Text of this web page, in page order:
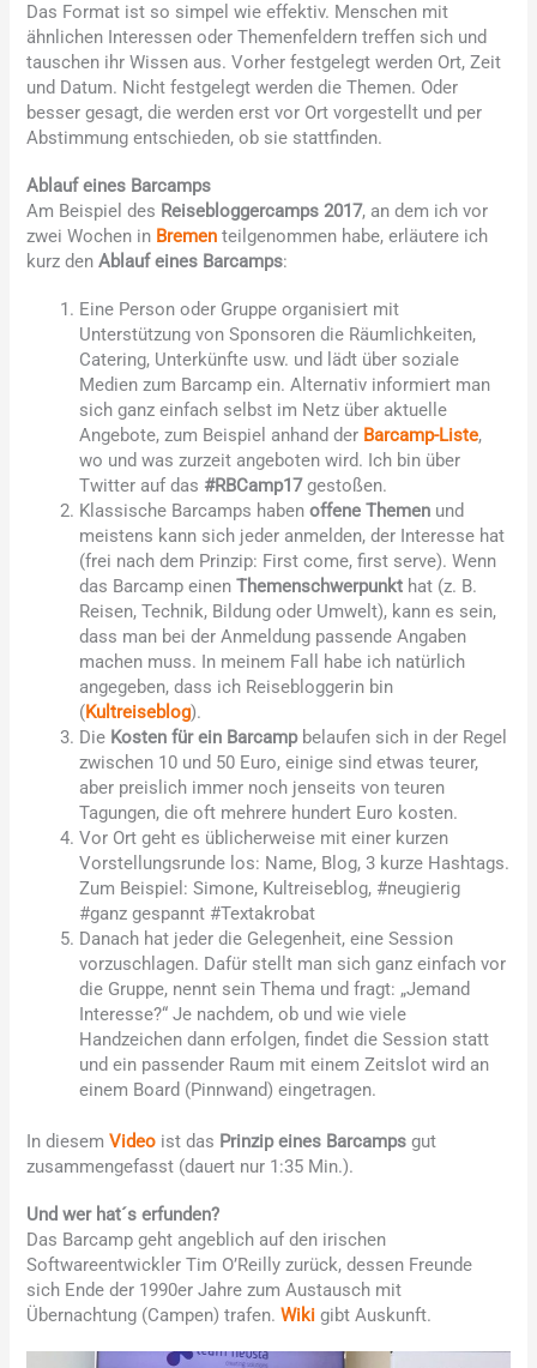
Das Format ist so simpel wie effektiv. Menschen mit
ähnlichen Interessen oder Themenfeldern treffen sich und
tauschen ihr Wissen aus. Vorher festgelegt werden Ort, Zeit
und Datum. Nicht festgelegt werden die Themen. Oder
besser gesagt, die werden erst vor Ort vorgestellt und per
Abstimmung entschieden, ob sie stattfinden.
Ablauf eines Barcamps
Am Beispiel des Reisebloggercamps 2017, an dem ich vor
zwei Wochen in Bremen teilgenommen habe, erläutere ich
kurz denAblauf eines Barcamps:
Eine Person oder Gruppe organisiert mit
Unterstützung von Sponsoren die Räumlichkeiten,
Catering, Unterkünfte usw. und lädt über soziale
Medien zum Barcamp ein. Alternativ informiert man
sich ganz einfach selbst im Netz über aktuelle
Angebote, zum Beispiel anhand der Barcamp-Liste,
wo und was zurzeit angeboten wird. Ich bin über
Twitter auf das #RBCamp17gestoßen.
Klassische Barcamps habenoffene Themen und
meistens kann sich jeder anmelden, der Interesse hat
(frei nach dem Prinzip: First come, first serve). Wenn
das Barcamp einenThemenschwerpunkt hat (z. B.
Reisen, Technik, Bildung oder Umwelt), kann es sein,
dass man bei der Anmeldung passende Angaben
machen muss. In meinem Fall habe ich natürlich
angegeben, dass ich Reisebloggerin bin
(Kultreiseblog).
Die Kosten für ein Barcampbelaufen sich in der Regel
zwischen 10 und 50 Euro, einige sind etwas teurer,
aber preislich immer noch jenseits von teuren
Tagungen, die oft mehrere hundert Euro kosten.
Vor Ort geht es üblicherweise mit einer kurzen
Vorstellungsrunde los: Name, Blog, 3 kurze Hashtags.
Zum Beispiel: Simone, Kultreiseblog, #neugierig
#ganz gespannt #Textakrobat
Danach hat jeder die Gelegenheit, eine Session
vorzuschlagen. Dafür stellt man sich ganz einfach vor
die Gruppe, nennt sein Thema und fragt: „Jemand
Interesse?“ Je nachdem, ob und wie viele
Handzeichen dann erfolgen, findet die Session statt
und ein passender Raum mit einem Zeitslot wird an
einem Board (Pinnwand) eingetragen.
In diesemVideo ist das Prinzip eines Barcamps gut
zusammengefasst (dauert nur 1:35 Min.).
Und wer hat´s erfunden?
Das Barcamp geht angeblich auf den irischen
Softwareentwickler Tim O’Reilly zurück, dessen Freunde
sich Ende der 1990er Jahre zum Austausch mit
Übernachtung (Campen) trafen.Wiki gibt Auskunft.